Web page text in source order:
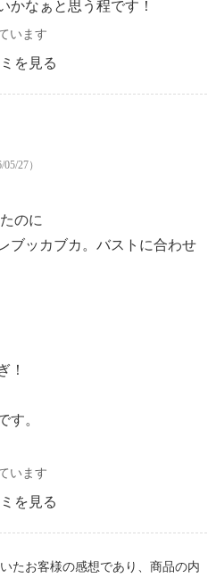
ル）】
漂白不可
し
系ドライクリーニング可
可
ル）】
意
色移り注意
あり
不可＞
なぁと思う程です！
います
を見る
27）
のに
ブッカブカ。バストに合わせ
！
す。
います
を見る
たお客様の感想であり、商品の内